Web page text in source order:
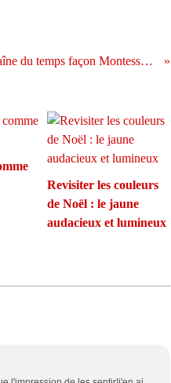
Grandes vacances : la chaîne du temps façon Montessori (gratuit - à imprimer)
Revisiter les couleurs
de Noël : le jaune
audacieux et lumineux